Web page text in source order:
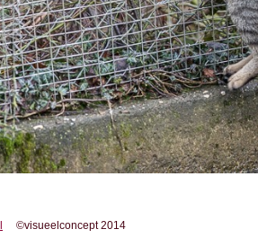
©visueelconcept 2014